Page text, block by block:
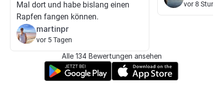
Mal dort und habe bislang einen
Rapfen fangen können.
martinpr
vor 5 Tagen
vor 8
Alle 134 Bewertungen ansehen